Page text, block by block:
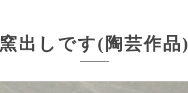
窯出しです(陶芸作品)